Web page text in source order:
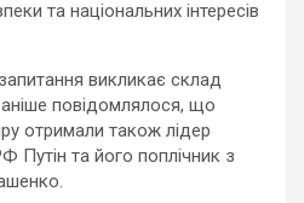
та національних інтересів
викликає склад
повідомлялося, що
отримали також лідер
та його поплічник з